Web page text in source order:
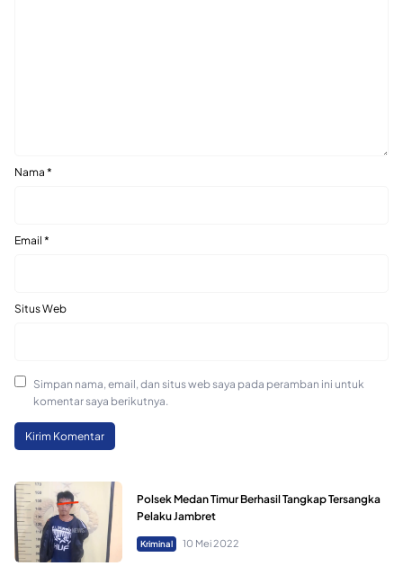
Nama *
Email *
Situs Web
Simpan nama, email, dan situs web saya pada peramban ini untuk
komentar saya berikutnya.
Polsek Medan Timur Berhasil Tangkap Tersangka
Pelaku Jambret
Kriminal 10 Mei 2022